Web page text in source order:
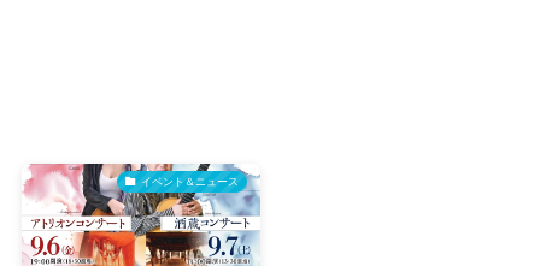
イベント＆ニュース